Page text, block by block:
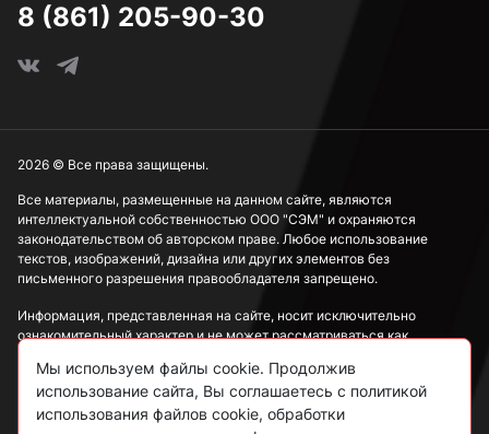
3,8 мм
4,1 мм
4,2 мм
4,3 мм
8 (861) 205-90-30
Все материалы, размещенные на данном сайте, являются
интеллектуальной собственностью ООО "СЭМ" и охраняются
законодательством об авторском праве. Любое использование
текстов, изображений, дизайна или других элементов без
письменного разрешения правообладателя запрещено.
Информация, представленная на сайте, носит исключительно
ознакомительный характер и не может рассматриваться как
Политика конфиденциальности
2026 © Все права защищены.
Мы используем файлы cookie. Продолжив
использование сайта, Вы соглашаетесь с политикой
использования файлов cookie, обработки